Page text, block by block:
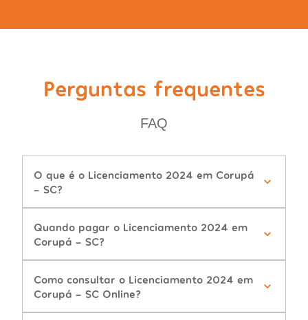
Perguntas frequentes
FAQ
O que é o Licenciamento 2024 em Corupá
- SC?
Quando pagar o Licenciamento 2024 em
Corupá - SC?
Como consultar o Licenciamento 2024 em
Corupá - SC Online?